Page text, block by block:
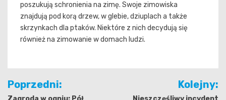
poszukują schronienia na zimę. Swoje zimowiska
znajdują pod korą drzew, w glebie, dziuplach a także
skrzynkach dla ptaków. Niektóre z nich decydują się
również na zimowanie w domach ludzi.
Nawigacja
Poprzedni: Kolejny: